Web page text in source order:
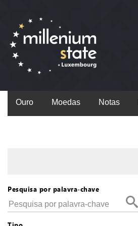
Ouro Moedas Notas
Pesquisa por palavra-chave